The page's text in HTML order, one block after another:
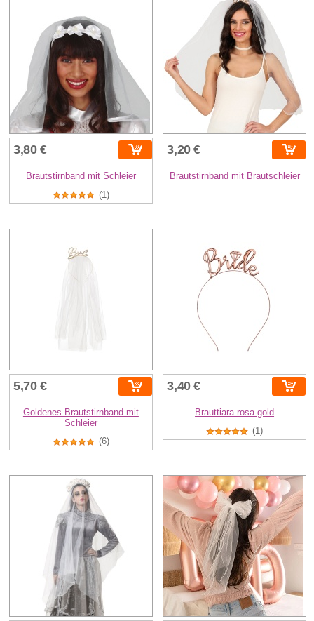
3,80 €
Brautstirnband mit Schleier
(1)
3,20 €
Brautstirnband mit Brautschleier
5,70 €
Goldenes Brautstirnband mit
Schleier
(6)
3,40 €
Brauttiara rosa-gold
(1)